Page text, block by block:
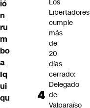
ió
n
ru
m
bo
a
Iq
ui
qu
Los
Libertadores
cumple
más
de
20
días
cerrado:
Delegado
de
Valparaíso